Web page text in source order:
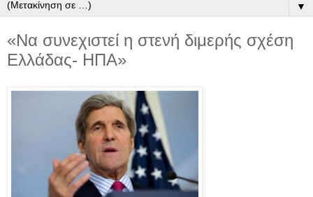
▼
«Να συνεχιστεί η στενή διμερής σχέση
Ελλάδας- ΗΠΑ»